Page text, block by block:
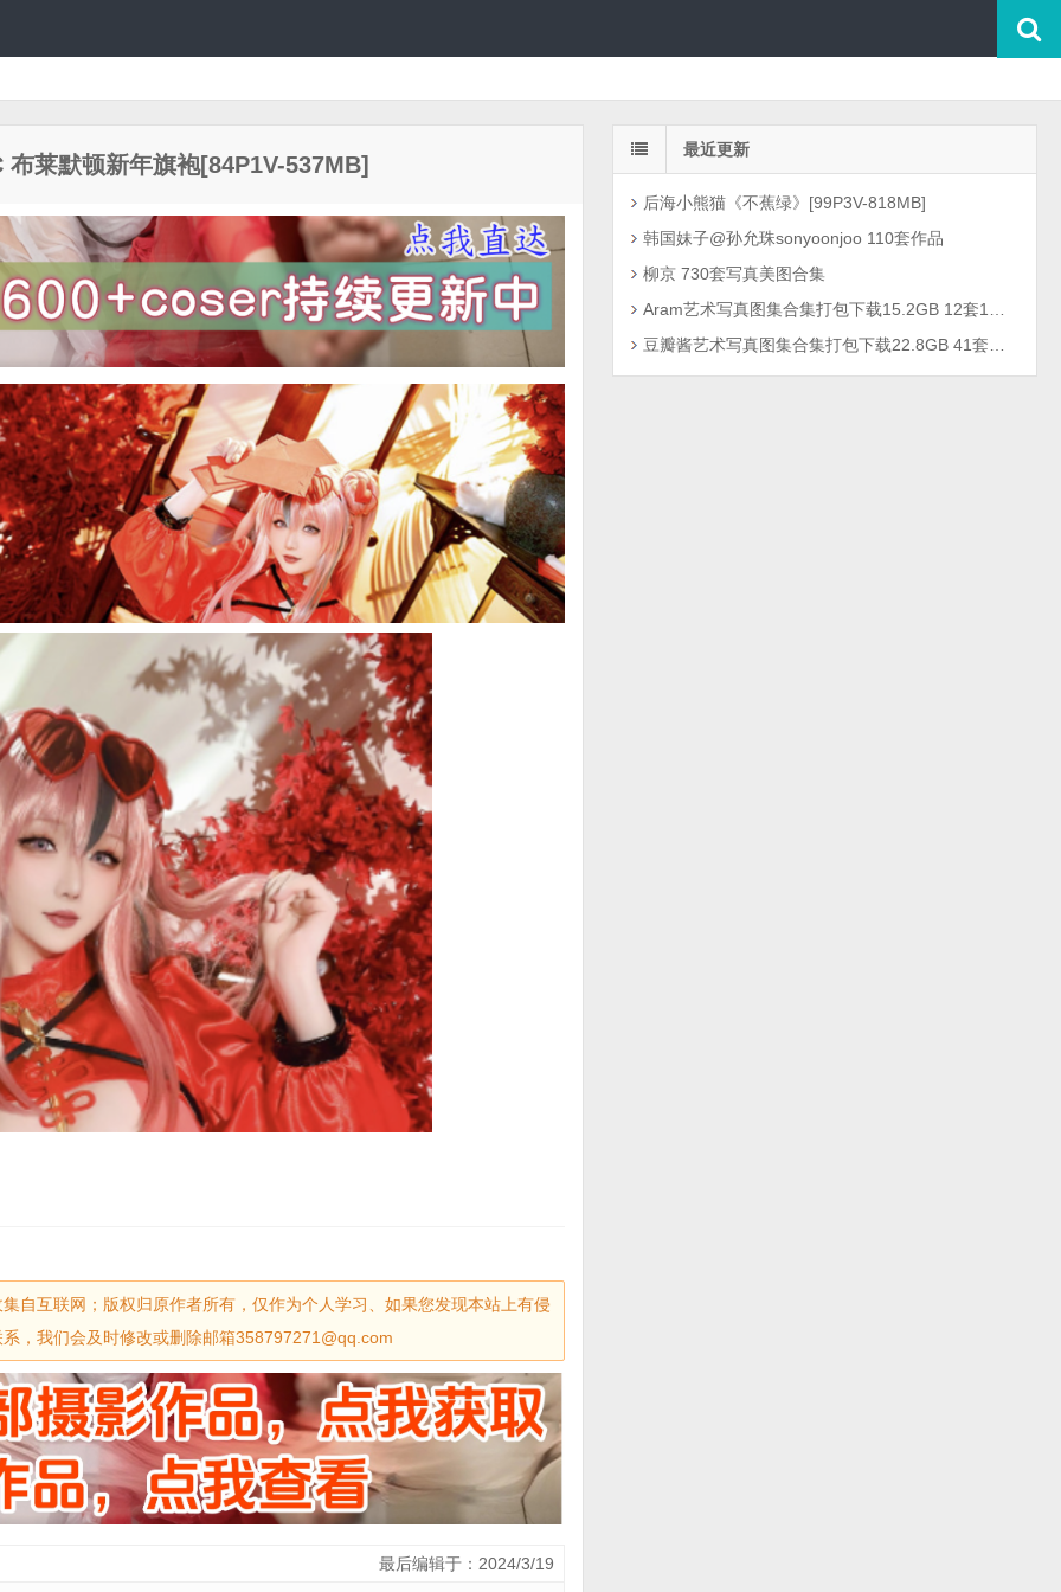
莱默顿新年旗袍[84P1V-537MB]
自互联网；版权归原作者所有，仅作为个人学习、如果您发现本站上有侵
，我们会及时修改或删除邮箱358797271@qq.com
最后编辑于：2024/3/19
最近更新
后海小熊猫《不蕉绿》[99P3V-818MB]
韩国妹子@孙允珠sonyoonjoo 110套作品
柳京 730套写真美图合集